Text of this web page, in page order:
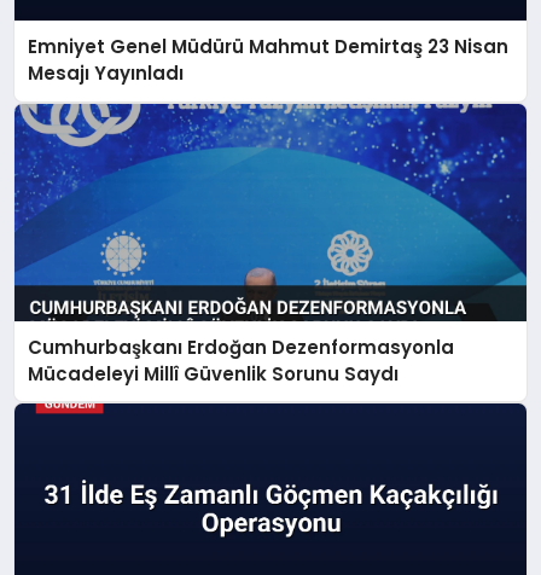
Emniyet Genel Müdürü Mahmut Demirtaş 23 Nisan
Mesajı Yayınladı
Cumhurbaşkanı Erdoğan Dezenformasyonla
Mücadeleyi Millî Güvenlik Sorunu Saydı